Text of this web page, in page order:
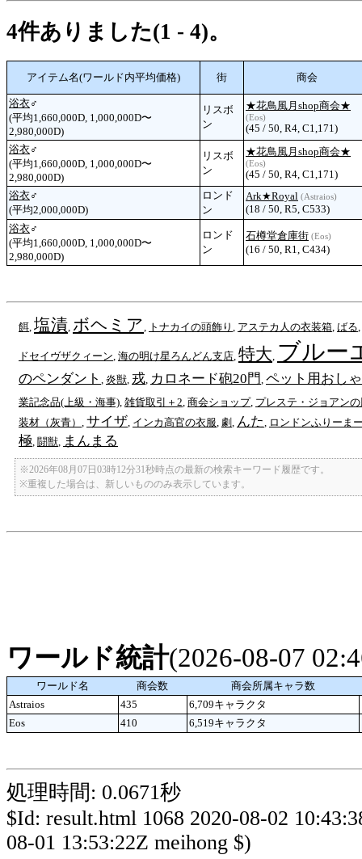
4件ありました(1 - 4)。
アイテム名(ワールド内平均価格) 街 商会
浴衣♂
(平均1,660,000D, 1,000,000D〜
2,980,000D)
リスボ
ン
★花鳥風月shop商会★
(Eos)
(45 / 50, R4, C1,171)
浴衣♂
(平均1,660,000D, 1,000,000D〜
2,980,000D)
リスボ
ン
★花鳥風月shop商会★
(Eos)
(45 / 50, R4, C1,171)
浴衣♂
(平均2,000,000D)
ロンド
ン
Ark★Royal (Astraios)
(18 / 50, R5, C533)
浴衣♂
(平均1,660,000D, 1,000,000D〜
2,980,000D)
ロンド
ン
石樽堂倉庫街 (Eos)
(16 / 50, R1, C434)
餌 塩漬 ボヘミア トナカイの頭飾り アステカ人の衣装箱 ばる
ドセイヴザクィーン 海の明け星ろんどん支店 特大 ブルー
のペンダント 炎獣 戎 カロネード砲20門 ペット用おし
業記念品(上級・海事) 雑貨取引＋2 商会ショップ, プレステ・ジョアン
装材（灰青）
サイザ インカ高官の衣服 劇 んた ロンドンふりーま
極 闘獣 まんまる
※2026年08月07日03時12分31秒時点の最新の検索キーワード履歴です。
※重複した場合は、新しいもののみ表示しています。
ワールド統計(2026-08-07
ワールド名 商会数
商会所属キャラ数
Astraios
435 6,709キャラクタ
Eos
410 6,519キャラクタ
処理時間: 0.0671秒
$Id: result.html 1068 2020-08-02
08-01 13:53:22Z meihong $)